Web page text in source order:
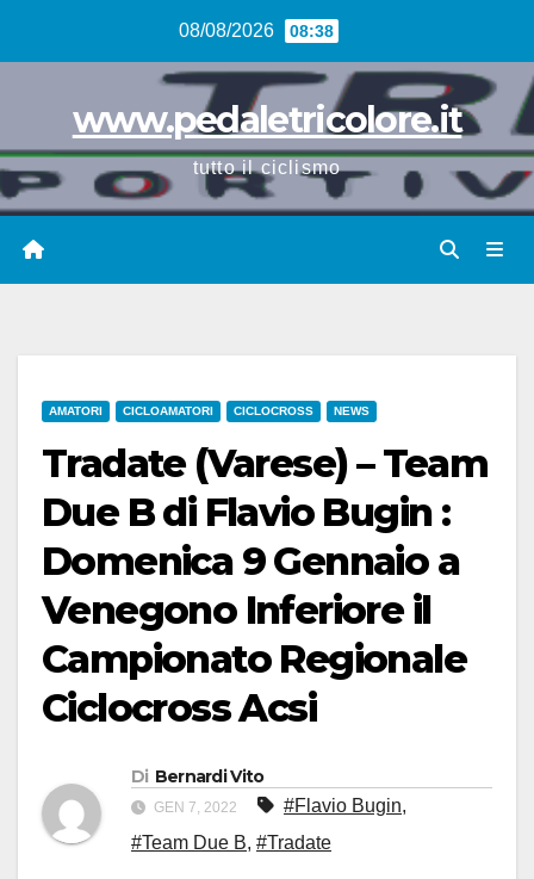
08/08/2026 08:38
www.pedaletricolore.it
tutto il ciclismo
AMATORI CICLOAMATORI CICLOCROSS NEWS
Tradate (Varese) – Team
Due B di Flavio Bugin :
Domenica 9 Gennaio a
Venegono Inferiore il
Campionato Regionale
Ciclocross Acsi
Di Bernardi Vito
GEN 7, 2022 #Flavio Bugin,
#Team Due B, #Tradate